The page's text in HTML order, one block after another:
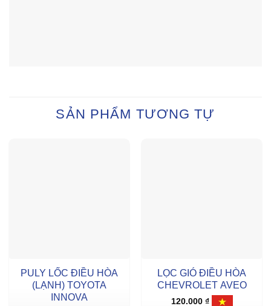
SẢN PHẨM TƯƠNG TỰ
PULY LỐC ĐIỀU HÒA
(LẠNH) TOYOTA
INNOVA
LỌC GIÓ ĐIỀU HÒA
CHEVROLET AVEO
120.000 ₫